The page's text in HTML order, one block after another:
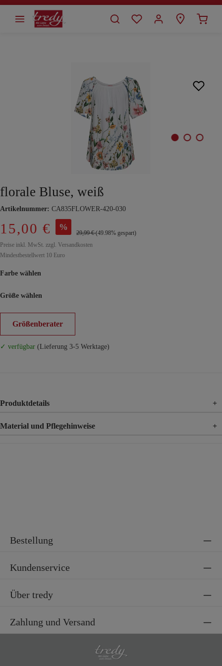
springen
florale Bluse, weiß
Artikelnummer: CA835FLOWER-420-030
15,00 € %
29,99 €(49.98% gespart)
Preise inkl. MwSt. zzgl. Versandkosten
Mindestbestellwert 10 Euro
Farbe wählen
Größe wählen
Größenberater
✓ verfügbar (Lieferung 3-5 Werktage)
Produktdetails +
Material und Pflegehinweise +
Bestellung
Kundenservice
Über tredy
Zahlung und Versand